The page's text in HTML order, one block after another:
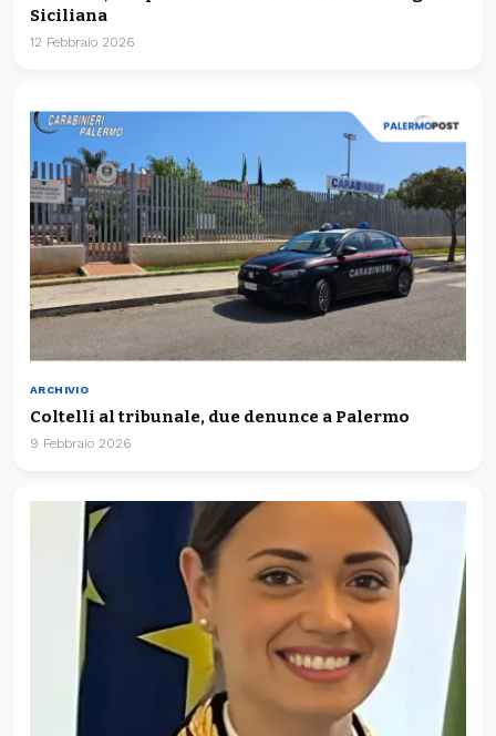
Siciliana
12 Febbraio 2026
ARCHIVIO
Coltelli al tribunale, due denunce a Palermo
9 Febbraio 2026